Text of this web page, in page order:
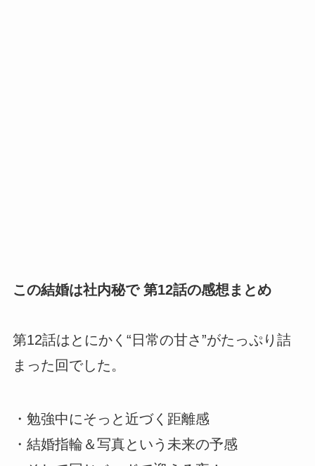
この結婚は社内秘で 第12話の感想まとめ
第12話はとにかく“日常の甘さ”がたっぷり詰
まった回でした。
・勉強中にそっと近づく距離感
・結婚指輪＆写真という未来の予感